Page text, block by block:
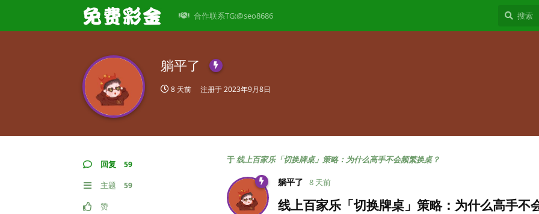
合作联系TG:@seo8686
躺平了
8 天前 注册于2023年9月8日
回复 59
主题 59
赞
于线上百家乐「切换牌桌」策略：为什么高手不会频繁换桌？
躺平了 8 天前
线上百家乐「切换牌桌」策略：为什么高手不